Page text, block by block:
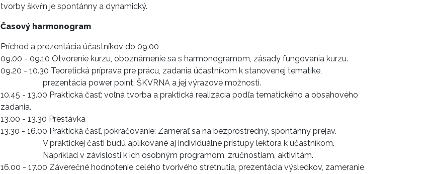
tvorby škvŕn je spontánny a dynamický.
Časový harmonogram
Príchod a prezentácia účastníkov do 09.00
09.00 - 09.10 Otvorenie kurzu, oboznámenie sa s harmonogramom, zásady fungovania kurzu.
09.20 - 10.30 Teoretická príprava pre prácu, zadania účastníkom k stanovenej tematike,
prezentácia power point: ŠKVRNA a jej výrazové možnosti.
10.45 - 13.00 Praktická časť: voľná tvorba a praktická realizácia podľa tematického a obsahového
zadania.
13.00 - 13.30 Prestávka
13.30 - 16.00 Praktická časť, pokračovanie: Zamerať sa na bezprostredný, spontánny prejav.
V praktickej časti budú aplikované aj individuálne prístupy lektora k účastníkom.
Napríklad v závislosti k ich osobným programom, zručnostiam, aktivitám.
16.00 - 17.00 Záverečné hodnotenie celého tvorivého stretnutia, prezentácia výsledkov, zameranie